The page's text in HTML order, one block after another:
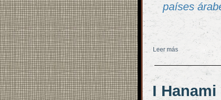
países
Leer más sobre Nuevos
I